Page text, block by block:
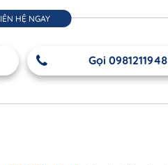
HỆ NGAY
Gọi 0981211948